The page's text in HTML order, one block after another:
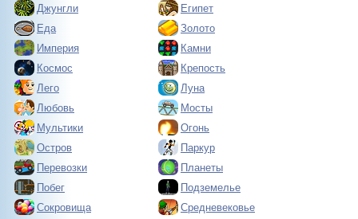
Джунгли
Египет
Еда
Золото
Империя
Камни
Космос
Крепость
Лего
Луна
Любовь
Мосты
Мультики
Огонь
Остров
Паркур
Перевозки
Планеты
Побег
Подземелье
Сокровища
Средневековье